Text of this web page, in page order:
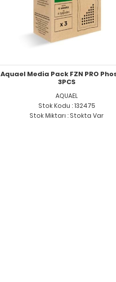
Aquael Media Pack FZN PRO
3PCS
AQUAEL
Stok Kodu : 132475
Stok Miktarı : Stokta Var